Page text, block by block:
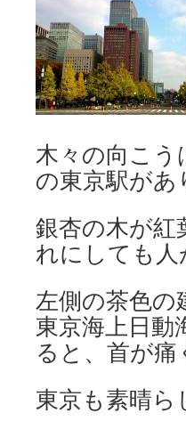
木々の向こう
の東京駅があ
銀杏の木が紅
れにしても人
左側の茶色の
東京海上日動
ると、首が
東京も素晴